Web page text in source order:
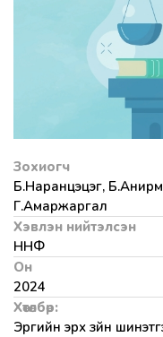
Зохиогч
Б.Наранцэцэг,
Г.Амаржаргал
Хэвлэн нийтэлсэн
ННФ
Он
2024
Хөтөлбөр:
Эрүүгийн эрх зүйн